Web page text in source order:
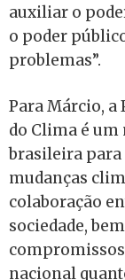
auxiliar o
o poder
problemas”.
Para Márcio, a
do Clima é
brasileira para
mudanças
colaboração
sociedade,
nacional